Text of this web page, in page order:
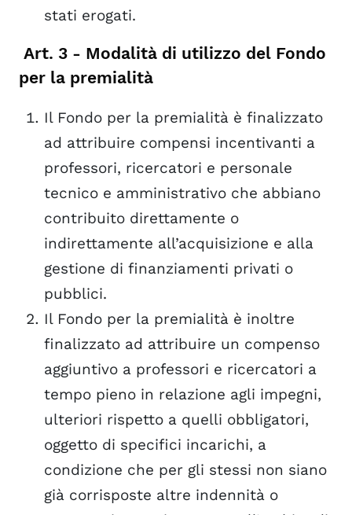
stati erogati.
Art. 3 - Modalità di utilizzo del Fondo
per la premialità
Il Fondo per la premialità è finalizzato
ad attribuire compensi incentivanti a
professori, ricercatori e personale
tecnico e amministrativo che abbiano
contribuito direttamente o
indirettamente all’acquisizione e alla
gestione di finanziamenti privati o
pubblici.
Il Fondo per la premialità è inoltre
finalizzato ad attribuire un compenso
aggiuntivo a professori e ricercatori a
tempo pieno in relazione agli impegni,
ulteriori rispetto a quelli obbligatori,
oggetto di specifici incarichi, a
condizione che per gli stessi non siano
già corrisposte altre indennità o